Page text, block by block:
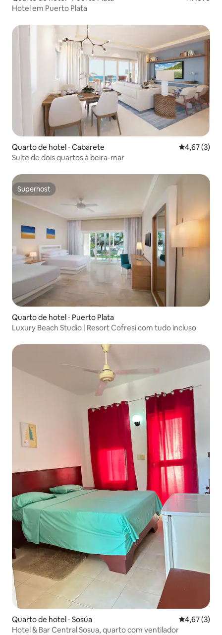
Hotel em Puerto Plata
Quarto de hotel ⋅ Cabarete 4,67 de
4,67 (3)
Suíte de dois quartos à beira-mar
Superhost
Superhost
Quarto de hotel ⋅ Puerto Plata
Luxury Beach Studio | Resort Cofresi com tudo incluso
Quarto de hotel ⋅ Sosúa 4,67 de
4,67 (3)
Hotel & Bar Central Sosua, quarto com ventilador